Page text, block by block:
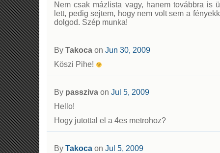
Nem csak mázlista vagy, hanem továbbra is
lett, pedig sejtem, hogy nem volt sem a
dolgod. Szép munka!
By Takoca on Jun 30, 2009
Köszi Pihe!
By passziva on Jul 5, 2009
Hello!
Hogy jutottal el a 4es metrohoz?
By Takoca on Jul 5, 2009